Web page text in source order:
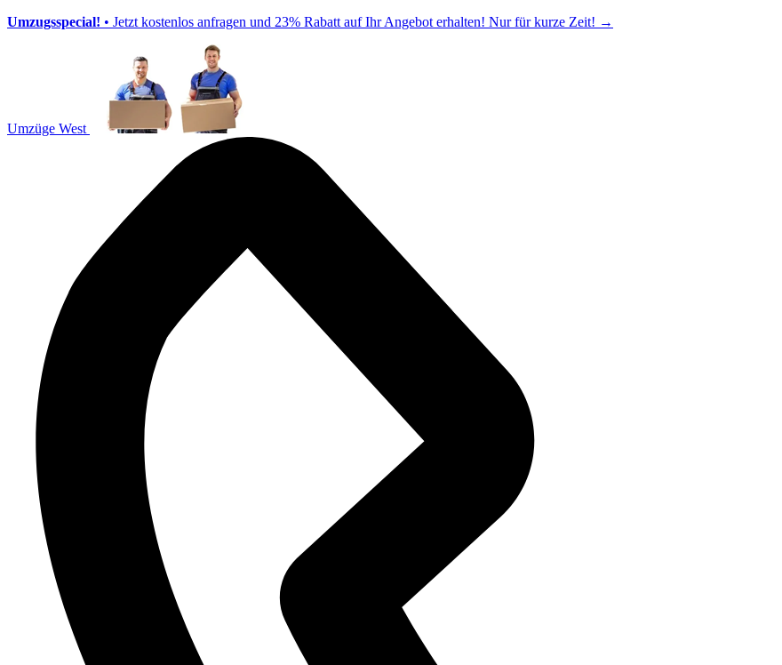
Umzugsspecial! • Jetzt kostenlos anfragen und 23% Rabatt auf Ihr Angebot erhalten! Nur für kurze Zeit! →
Umzüge West